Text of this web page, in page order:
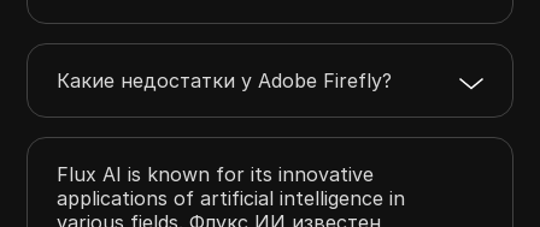
Какие недостатки у Adobe Firefly?
Flux AI is known for its innovative
applications of artificial intelligence in
various fields. Флукс ИИ известен